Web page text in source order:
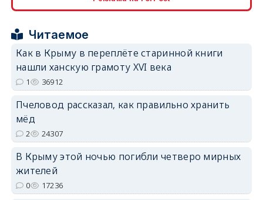
Читаемое
Как в Крыму в переплёте старинной книги
нашли ханскую грамоту XVI века
1 36912
Пчеловод рассказал, как правильно хранить
мёд
2 24307
В Крыму этой ночью погибли четверо мирных
жителей
0 17236